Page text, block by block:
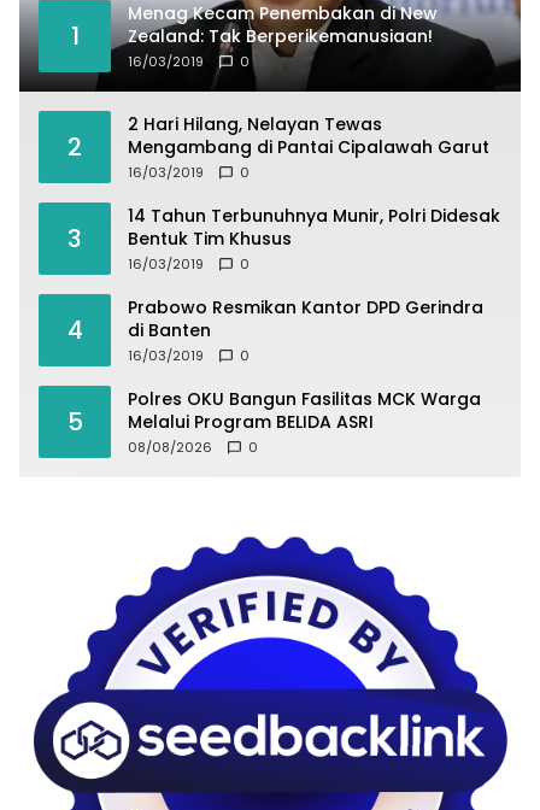
1
Menag Kecam Penembakan di New
Zealand: Tak Berperikemanusiaan!
16/03/2019 0
2
2 Hari Hilang, Nelayan Tewas
Mengambang di Pantai Cipalawah Garut
16/03/2019 0
3
14 Tahun Terbunuhnya Munir, Polri Didesak
Bentuk Tim Khusus
16/03/2019 0
4
Prabowo Resmikan Kantor DPD Gerindra
di Banten
16/03/2019 0
5
Polres OKU Bangun Fasilitas MCK Warga
Melalui Program BELIDA ASRI
08/08/2026 0